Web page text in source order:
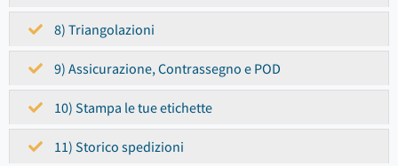
8) Triangolazioni
9) Assicurazione, Contrassegno e POD
10) Stampa le tue etichette
11) Storico spedizioni